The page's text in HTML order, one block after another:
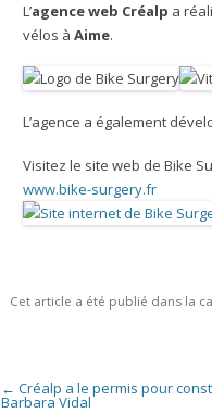
L’agence web Créalp a
vélos à Aime.
L’agence a également
Visitez le site web de Bike
www.bike-surgery.fr
Cet article a été publié dans la
Navigation des articles
← Créalp a le permis pour
Barbara Vidal